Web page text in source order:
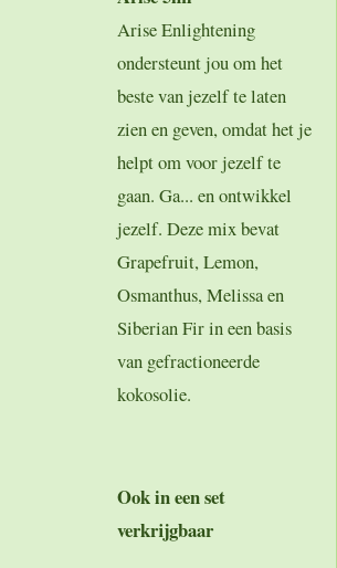
Arise Enlightening
ondersteunt jou om het
beste van jezelf te laten
zien en geven, omdat het je
helpt om voor jezelf te
gaan. Ga... en ontwikkel
jezelf. Deze mix bevat
Grapefruit, Lemon,
Osmanthus, Melissa en
Siberian Fir in een basis
van gefractioneerde
kokosolie.
Ook in een set
verkrijgbaar